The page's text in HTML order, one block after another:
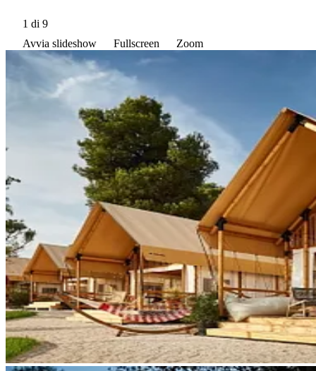
1 di 9
Avvia slideshow
Fullscreen Zoom